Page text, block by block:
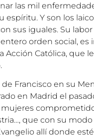
las mil
espíritu. Y son los
sus iguales. Su labor
orden social, es
Católica, que
Francisco en su
en Madrid el
mujeres
que con su modo
allí donde